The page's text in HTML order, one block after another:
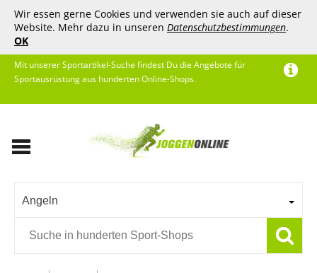
Wir essen gerne Cookies und verwenden sie auch auf dieser
Website. Mehr dazu in unseren Datenschutzbestimmungen.
OK
Mit unserer Sportartikel-Suche findest Du die Angebote für
Sportausrüstung aus hunderten Online-Shops.
Angeln